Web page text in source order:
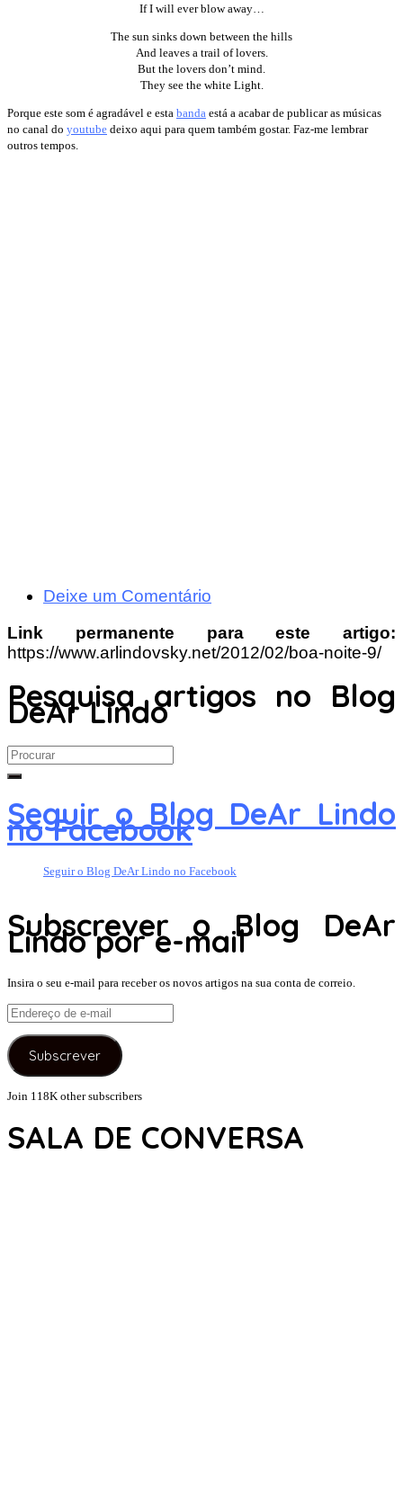
If I will ever blow away…
The sun sinks down between the hills
And leaves a trail of lovers.
But the lovers don’t mind.
They see the white Light.
Porque este som é agradável e esta banda está a acabar de publicar as músicas
no canal do youtube deixo aqui para quem também gostar. Faz-me lembrar
outros tempos.
Deixe um Comentário
Link permanente para este artigo:
https://www.arlindovsky.net/2012/02/boa-noite-9/
Pesquisa artigos no Blog
DeAr Lindo
Search
for:
Seguir o Blog DeAr Lindo
no Facebook
Seguir o Blog DeAr Lindo no Facebook
Subscrever o Blog DeAr
Lindo por e-mail
Insira o seu e-mail para receber os novos artigos na sua conta de correio.
Endereço
de
e-
mail
Subscrever
Join 118K other subscribers
SALA DE CONVERSA